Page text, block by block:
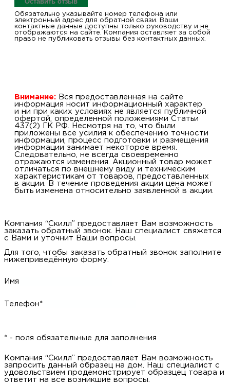
Обязательно указывайте номер телефона или
электронный адрес для обратной связи. Ваши
контактные данные доступны только руководству и не
отображаются на сайте. Компания оставляет за собой
право не публиковать отзывы без контактных данных.
Внимание: Вся предоставленная на сайте
информация носит информационный характер
и ни при каких условиях не является публичной
офертой, определенной положениями Статьи
437(2) ГК РФ. Несмотря на то, что были
приложены все усилия к обеспечению точности
информации, процесс подготовки и размещения
информации занимает некоторое время.
Следовательно, не всегда своевременно
отражаются изменения. Акционный товар может
отличаться по внешнему виду и техническим
характеристикам от товаров, предоставленных
в акции. В течение проведения акции цена может
быть изменена относительно заявленной в акции.
Компания “Скилл” предоставляет Вам возможность
заказать обратный звонок. Наш специалист свяжется
с Вами и уточнит Ваши вопросы.
Для того, чтобы заказать обратный звонок заполните
нижеприведённую форму.
Имя
Телефон*
* - поля обязательные для заполнения
Компания “Скилл” предоставляет Вам возможность
запросить данный образец на дом. Наш специалист с
удовольствием продемонстрирует образцец товара и
ответит на все возникшие вопросы.